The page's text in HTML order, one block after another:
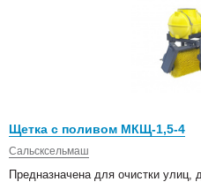
Щетка с поливом МКЩ-1,5-4
Сальсксельмаш
Предназначена для очистки улиц,